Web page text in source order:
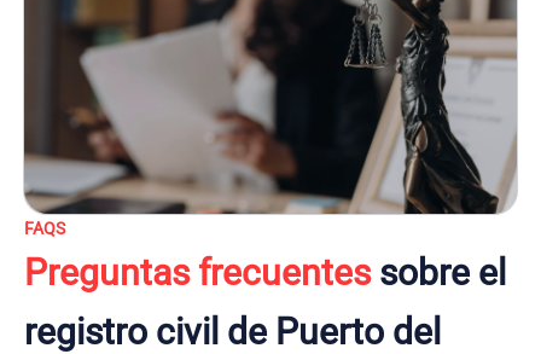
FAQS
Preguntas frecuentessobre el
registro civil de Puerto del